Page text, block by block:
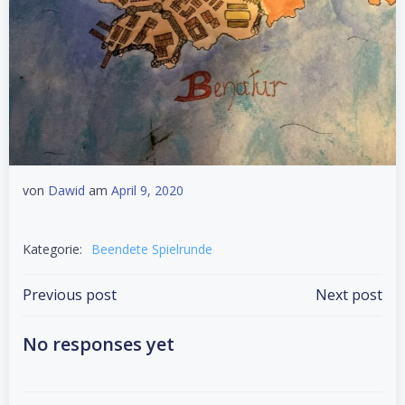
von Dawid am April 9, 2020
Kategorie: Beendete Spielrunde
Post
navigation
Previous post Next post
No responses yet